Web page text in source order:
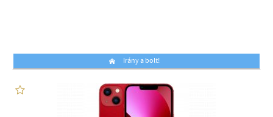
Irány a bolt!